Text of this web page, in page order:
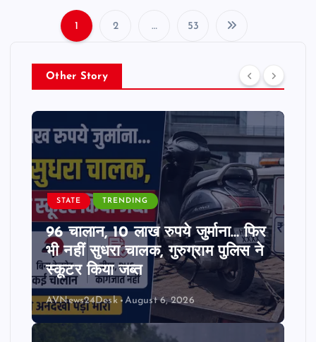
s
t
s
p
a
g
i
1 2 … 53
Other Story
STATE TRENDING
96 चालान, 10 लाख रुपये जुर्माना… फिर
भी नहीं सुधरा चालक, गुरुग्राम पुलिस ने
स्कूटर किया जब्त
AVNews24Desk August 6, 2026